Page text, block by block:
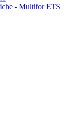
- Multifor ETS